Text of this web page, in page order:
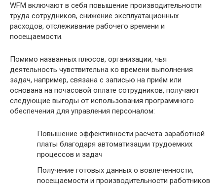
WFM включают в себя повышение производительности
труда сотрудников, снижение эксплуатационных
расходов, отслеживание рабочего времени и
посещаемости.
Помимо названных плюсов, организации, чья
деятельность чувствительна ко времени выполнения
задач, например, связана с записью на приём или
основана на почасовой оплате сотрудников, получают
следующие выгоды от использования программного
обеспечения для управления персоналом:
Повышение эффективности расчета заработной
платы благодаря автоматизации трудоемких
процессов и задач
Получение готовых данных о вовлеченности,
посещаемости и производительности работников